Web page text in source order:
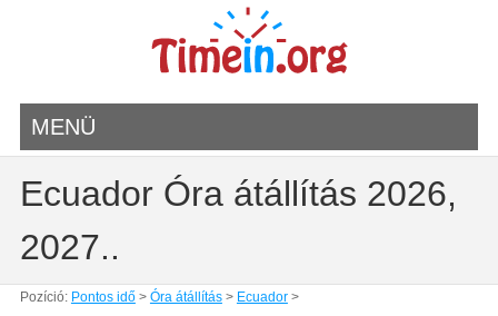
MENÜ
Ecuador Óra átállítás 2026,
2027..
Pozíció: Pontos idő> Óra átállítás> Ecuador>